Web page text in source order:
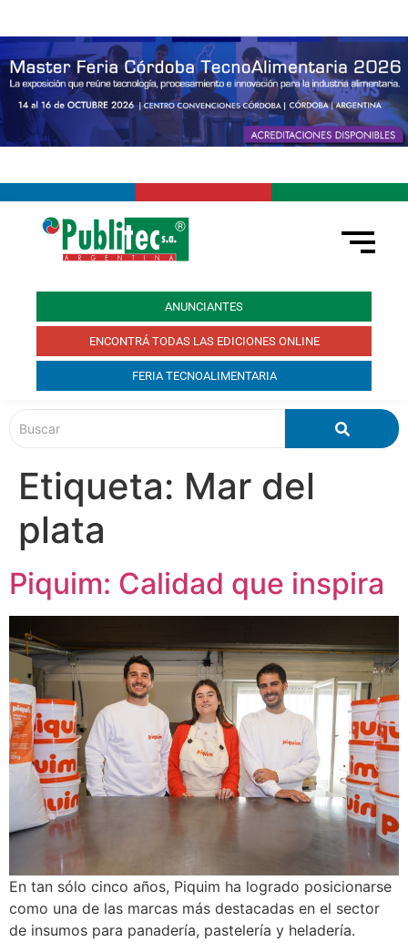
ANUNCIANTES
ENCONTRÁ TODAS LAS EDICIONES ONLINE
FERIA TECNOALIMENTARIA
Etiqueta: Mar del
plata
Piquim: Calidad que inspira
En tan sólo cinco años, Piquim ha logrado posicionarse
como una de las marcas más destacadas en el sector
de insumos para panadería, pastelería y heladería.